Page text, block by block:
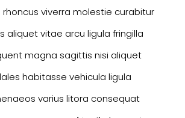
rhoncus viverra molestie curabitur
aliquet vitae arcu ligula fringilla
magna sagittis nisi aliquet
habitasse vehicula ligula
varius litora consequat